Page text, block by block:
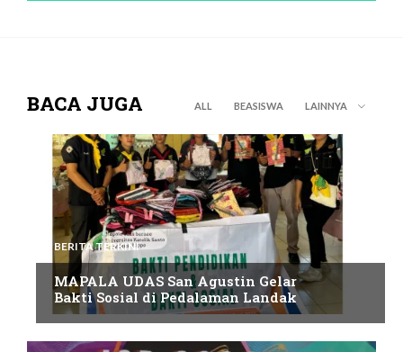
BACA JUGA ALL BEASISWA LAINNYA
BERITA TERKINI
MAPALA UDAS San Agustin Gelar
Bakti Sosial di Pedalaman Landak